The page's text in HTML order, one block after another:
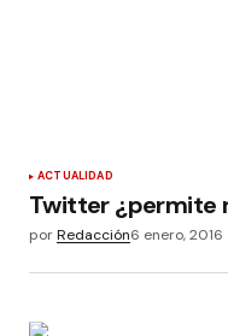
ACTUALIDAD
Twitter ¿permite
porRedacción6 enero, 2016